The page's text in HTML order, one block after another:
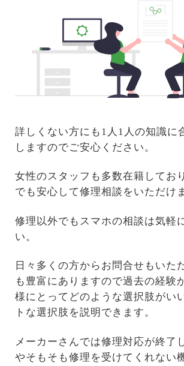
詳しくない方にも1人1人の知識に
しますのでご安心ください。
女性のスタッフも多数在籍してお
でも安心して修理相談をいただけ
修理以外でもスマホの相談は気軽
い。
日々多くの方からお問合せもいた
も豊富にありますので過去の経験
様にとってどのような選択肢がい
トな選択肢を説明できます。
メーカーさんでは修理対応が終了
やそもそも修理を受けてくれない